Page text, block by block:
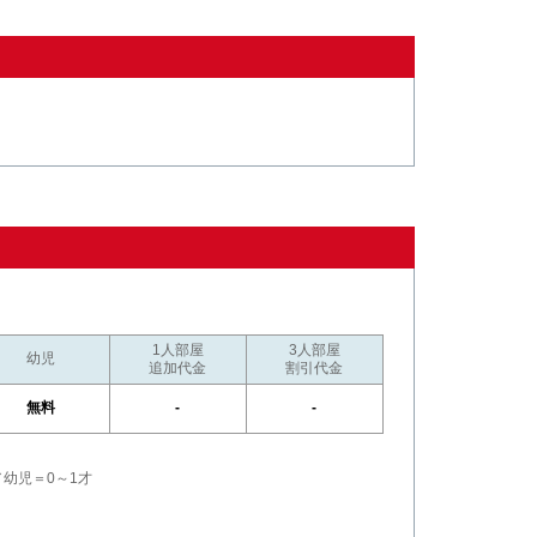
幼児
1人部屋
追加代金
3人部屋
割引代金
無料 - -
児＝0～1才